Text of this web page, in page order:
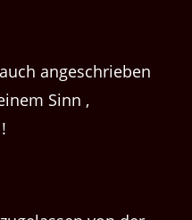
angeschrieben
Sinn ‚